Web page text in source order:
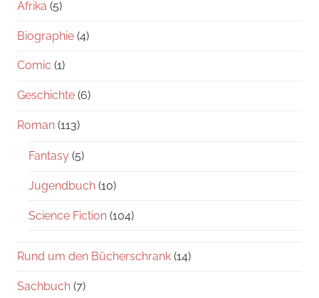
Afrika (5)
Biographie (4)
Comic (1)
Geschichte (6)
Roman (113)
Fantasy (5)
Jugendbuch (10)
Science Fiction (104)
Rund um den Bücherschrank (14)
Sachbuch (7)